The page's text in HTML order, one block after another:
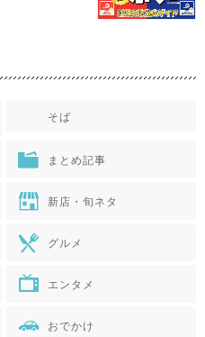
そば
まとめ記事
新店・旬ネタ
グルメ
エンタメ
おでかけ